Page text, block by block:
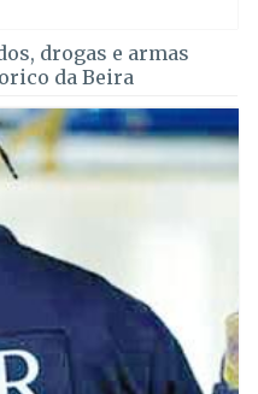
drogas e armas
da Beira